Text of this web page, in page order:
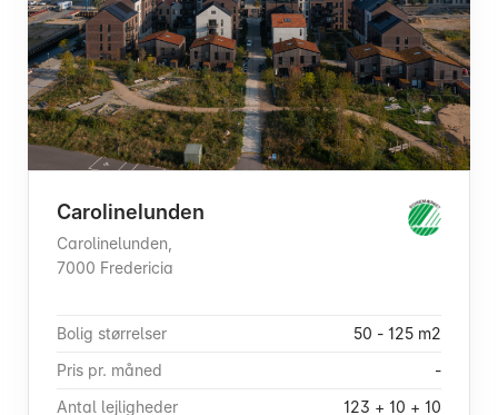
Carolinelunden
Carolinelunden,
7000 Fredericia
Bolig størrelser
50 - 125 m2
Pris pr. måned
-
Antal lejligheder
123 + 10 + 10